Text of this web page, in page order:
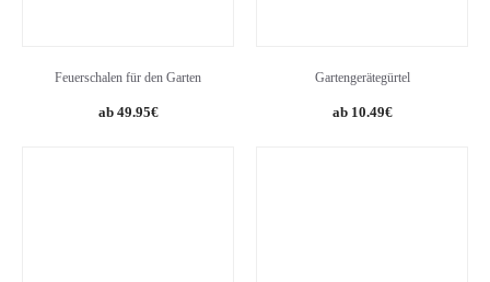
Feuerschalen für den Garten
49.95€
Gartengerätegürtel
Original
10.49€Current